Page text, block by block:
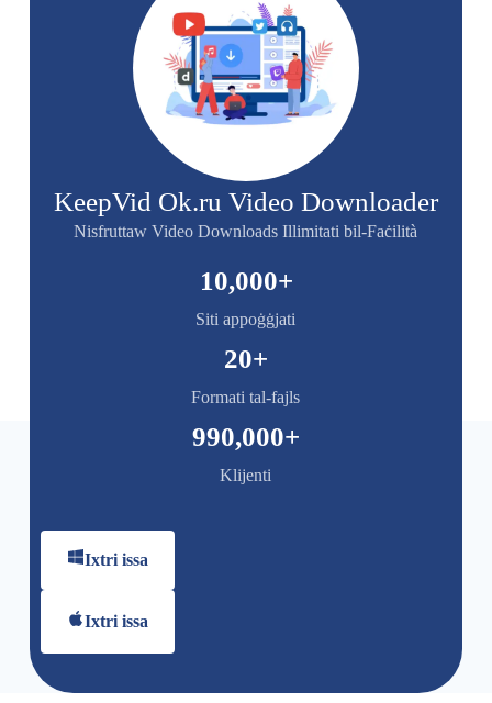
KeepVid Ok.ru Video Downloader
Nisfruttaw Video Downloads Illimitati bil-Faċilità
Siti appoġġjati
10,000+
Formati tal-fajls
20+
Klijenti
990,000+
Ixtri issa
Ixtri issa